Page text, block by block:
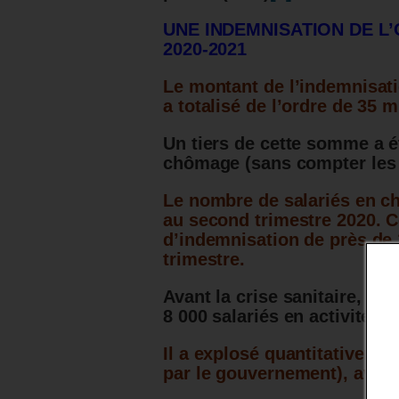
UNE INDEMNISATION DE
2020-2021
Le montant de
a totalisé de l’ordre de 35
Un tiers de cette somme a
chômage (sans compter
Le nombre de salariés en
au second trimestre 2020.
d’indemnisation de près
trimestre.
Avant la crise sanitaire, ce
8 000 salariés en activité
Il a explosé
par le gouvernement),